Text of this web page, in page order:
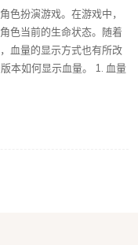
色扮演游戏。在游戏中，
色当前的生命状态。随着
血量的显示方式也有所改
本如何显示血量。 1. 血量